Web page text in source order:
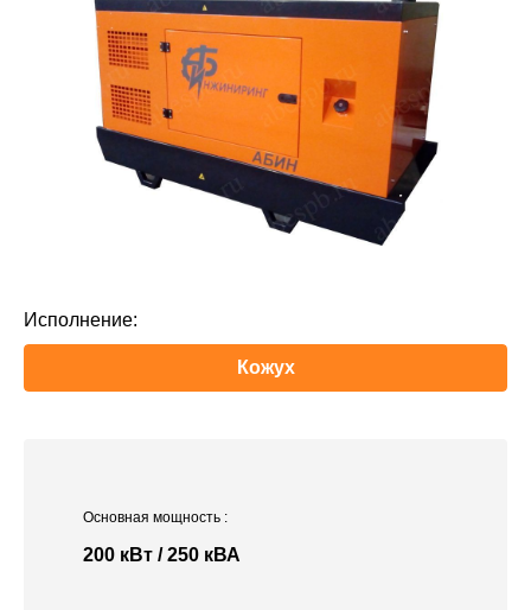
Исполнение:
Кожух
Основная мощность :
200 кВт / 250 кВА